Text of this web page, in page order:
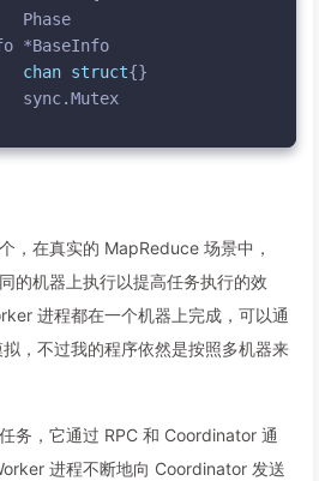
Phase
*BaseInfo
chan struct{}
sync.Mutex
，在真实的 MapReduce 场景中，
的机器上执行以提高任务执行的效
进程都在一个机器上完成，可以通
，不过我的程序依然是按照多机器来
务，它通过 RPC 和 Coordinator 通
进程不断地向 Coordinator 发送